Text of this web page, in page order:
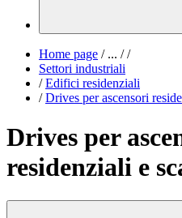
Home page /... / /
Settori industriali
/ Edifici residenziali
/ Drives per ascensori
Drives per
residenziali e